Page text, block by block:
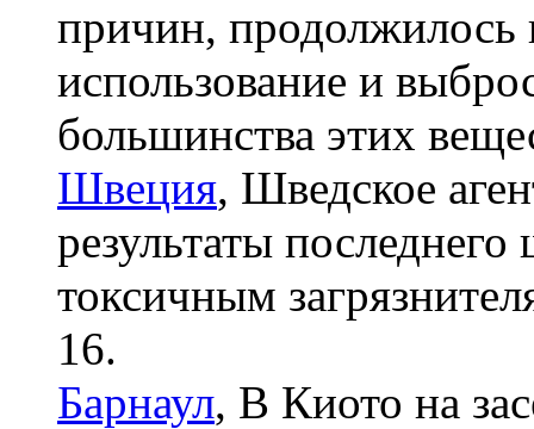
причин, продолжилось
использование и
большинства этих
Швеция, Шведское
результаты
токсичным
16.
Барнаул, В Киото на